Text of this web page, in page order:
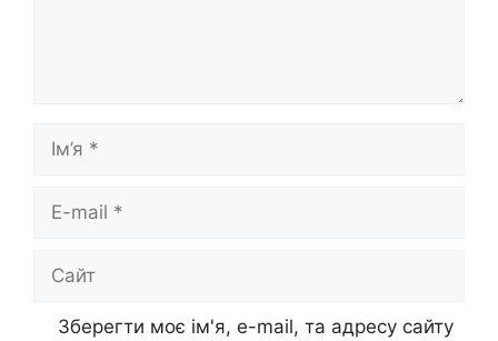
Ім’я
Сайт
Зберегти моє ім'я, e-mail, та адресу сайту